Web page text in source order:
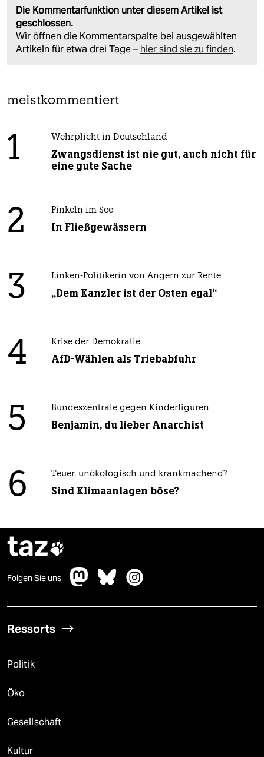
Die Kommentarfunktion unter diesem Artikel ist
geschlossen.
Wir öffnen die Kommentarspalte bei ausgewählten
Artikeln für etwa drei Tage – hier sind sie zu finden.
meistkommentiert
1 Wehrplicht in Deutschland
Zwangsdienst ist nie gut, auch nicht für
eine gute Sache
2 Pinkeln im See
In Fließgewässern
3 Linken-Politikerin von Angern zur Rente
„Dem Kanzler ist der Osten egal“
4 Krise der Demokratie
AfD-Wählen als Triebabfuhr
5 Bundeszentrale gegen Kinderfiguren
Benjamin, du lieber Anarchist
6 Teuer, unökologisch und krankmachend?
Sind Klimaanlagen böse?
taz
Folgen Sie uns
Ressorts
Politik
Öko
Gesellschaft
Kultur